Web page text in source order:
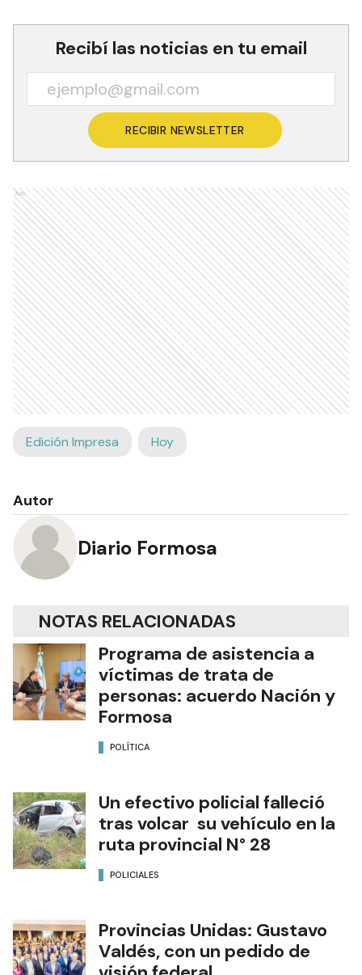
Recibí las noticias en tu email
RECIBIR NEWSLETTER
Ads
Edición Impresa Hoy
Autor
Diario Formosa
NOTAS RELACIONADAS
Programa de asistencia a
víctimas de trata de
personas: acuerdo Nación y
Formosa
POLÍTICA
Un efectivo policial falleció
tras volcar su vehículo en la
ruta provincial N° 28
POLICIALES
Provincias Unidas: Gustavo
Valdés, con un pedido de